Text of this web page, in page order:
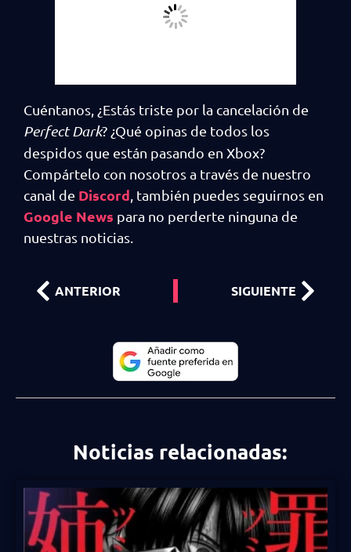
Cuéntanos, ¿Estás triste por la cancelación de
Perfect Dark? ¿Qué opinas de todos los
despidos que están pasando en Xbox?
Compártelo con nosotros a través de nuestro
canal de Discord , también puedes seguirnos en
Google News para no perderte ninguna de
nuestras noticias.
ANTERIOR SIGUIENTE
Noticias relacionadas: